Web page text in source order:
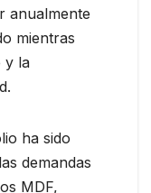
anualmente
mientras
y la
ha sido
demandas
MDF,